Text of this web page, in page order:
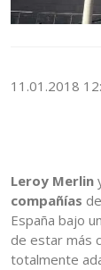
11.01.2018
Leroy Merlin
compañías
España bajo
de estar más
totalmente